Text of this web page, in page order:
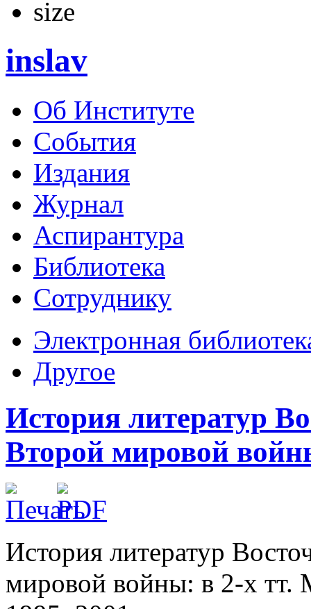
inslav
Об Институте
События
Издания
Журнал
Аспирантура
Библиотека
Сотруднику
Электронная
Другое
История литератур
Второй мировой
История литератур
мировой войны: в 2-х тт.